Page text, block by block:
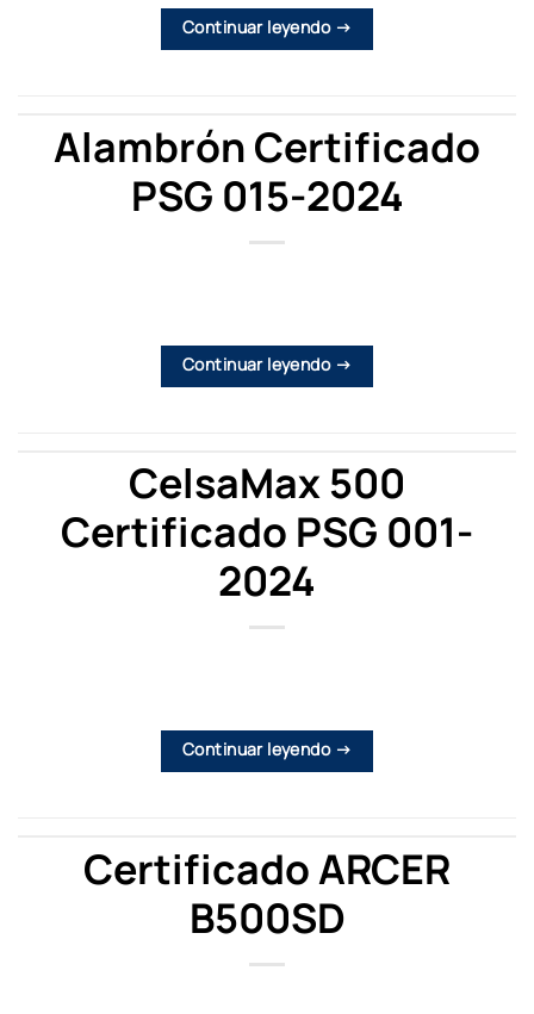
Continuar leyendo →
Alambrón Certificado
PSG 015-2024
Continuar leyendo →
CelsaMax 500
Certificado PSG 001-
2024
Continuar leyendo →
Certificado ARCER
B500SD